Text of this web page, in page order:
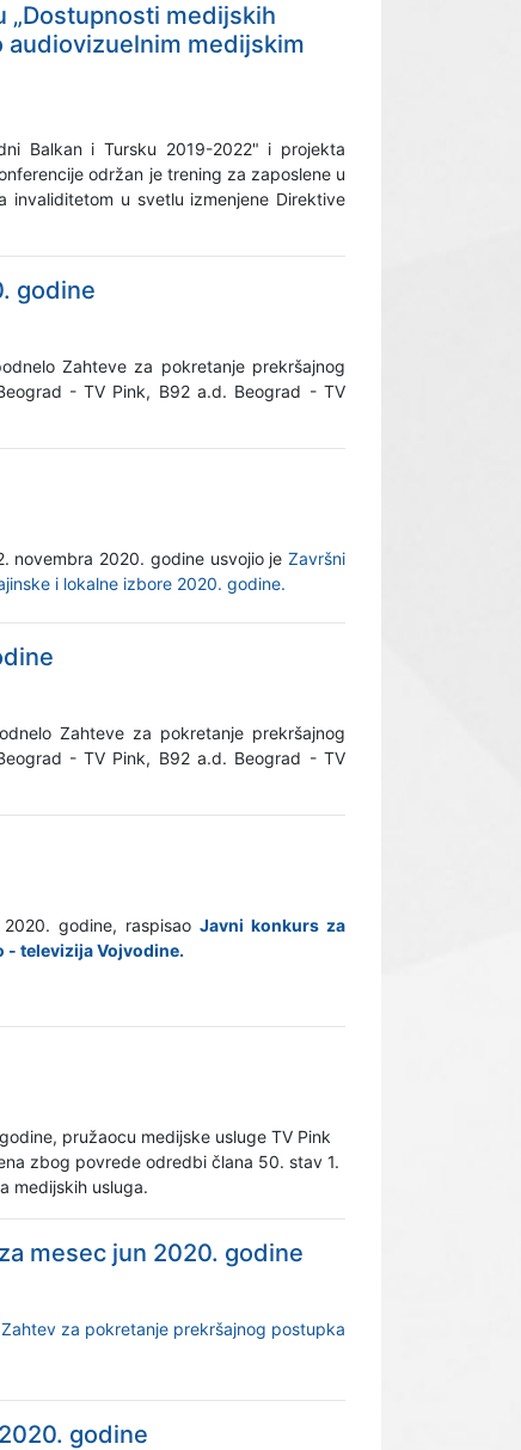
„Dostupnosti medijskih
audiovizuelnim medijskim
Balkan i Tursku 2019-2022" i projekta
održan je trening za zaposlene u
invaliditetom u svetlu izmenjene Direktive
godine
Zahteve za pokretanje prekršajnog
- TV Pink, B92 a.d. Beograd - TV
novembra 2020. godine usvojio je Završni
i lokalne izbore 2020. godine.
Zahteve za pokretanje prekršajnog
- TV Pink, B92 a.d. Beograd - TV
2020. godine, raspisaoJavni konkurs za
- televizija Vojvodine.
pružaocu medijske usluge TV Pink
zbog povrede odredbi člana 50. stav 1.
medijskih usluga.
mesec jun 2020. godine
Zahtev za pokretanje prekršajnog postupka
godine